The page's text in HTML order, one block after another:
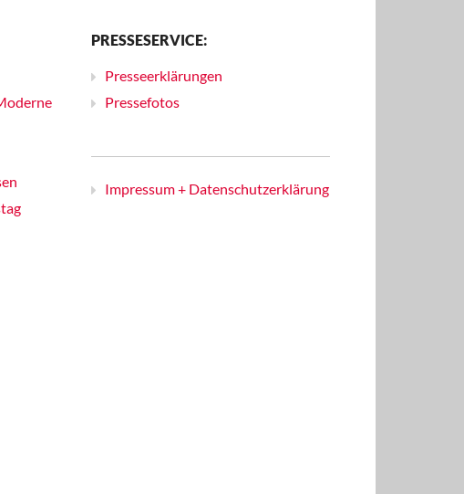
PRESSESERVICE:
Presseerklärungen
Pressefotos
Impressum + Datenschutzerklärung